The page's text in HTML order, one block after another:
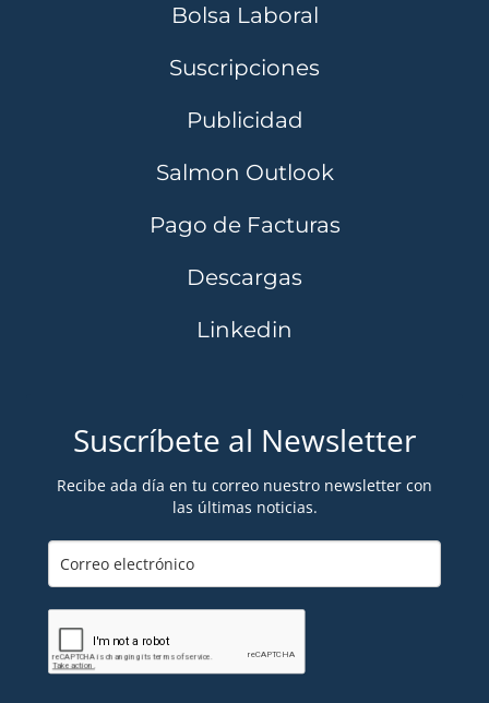
Bolsa Laboral
Suscripciones
Publicidad
Salmon Outlook
Pago de Facturas
Descargas
Linkedin
Suscríbete al Newsletter
Recibe ada día en tu correo nuestro newsletter con
las últimas noticias.